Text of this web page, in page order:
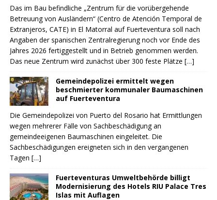
Das im Bau befindliche „Zentrum für die vorübergehende
Betreuung von Ausländern“ (Centro de Atención Temporal de
Extranjeros, CATE) in El Matorral auf Fuerteventura soll nach
Angaben der spanischen Zentralregierung noch vor Ende des
Jahres 2026 fertiggestellt und in Betrieb genommen werden.
Das neue Zentrum wird zunächst über 300 feste Plätze […]
Gemeindepolizei ermittelt wegen
beschmierter kommunaler Baumaschinen
auf Fuerteventura
Die Gemeindepolizei von Puerto del Rosario hat Ermittlungen
wegen mehrerer Fälle von Sachbeschädigung an
gemeindeeigenen Baumaschinen eingeleitet. Die
Sachbeschädigungen ereigneten sich in den vergangenen
Tagen […]
Fuerteventuras Umweltbehörde billigt
Modernisierung des Hotels RIU Palace Tres
Islas mit Auflagen